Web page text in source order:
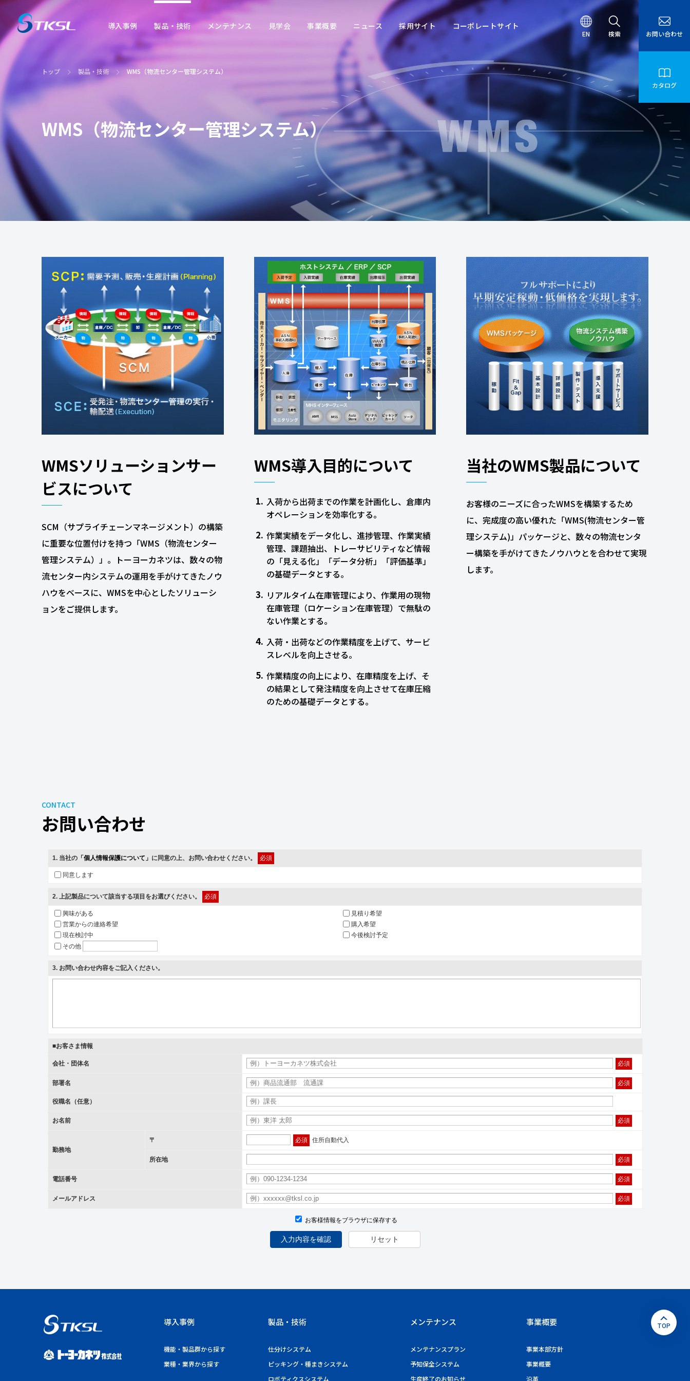
導入事例
機能・製品群から探す 業種・業界から探す
製品・ 技術
ピッキング・種まきシステム ロボティクスシステム
搬送システム 保管システム AGV・AMR
空港システム WMS（物流センター管理システム）
メンテナンス
予知保全システム 生産終了のお知らせ
見学会
定例見学会のお申し込み 交通アクセス
よくある質問
事業概要
事業概要
ニュース 採用サイト コーポレートサイト
EN 検索 お問い合わせ
カタログ
トップ 製品・技術 WMS（物流センター管理システム）
WMS（物流センター管理システム）
WMSソリューションサー
ビスについて
SCM（サプライチェーンマネージメント）の構築
に重要な位置付けを持つ「WMS（物流センター
管理システム）」。トーヨーカネツは、数々の物
流センター内システムの運用を手がけてきたノウ
ハウをベースに、WMSを中心としたソリューシ
ョンをご提供します。
WMS導入目的について
入荷から出荷までの作業を計画化し、倉庫内
オペレーションを効率化する。
作業実績をデータ化し、進捗管理、作業実績
管理、課題抽出、トレーサビリティなど情報
の「見える化」「データ分析」「評価基準」
の基礎データとする。
リアルタイム在庫管理により、作業用の現物
在庫管理（ロケーション在庫管理）で無駄の
ない作業とする。
入荷・出荷などの作業精度を上げて、サービ
スレベルを向上させる。
作業精度の向上により、在庫精度を上げ、そ
の結果として発注精度を向上させて在庫圧縮
のための基礎データとする。
当社のWMS製品について
お客様のニーズに合ったWMSを構築するため
に、完成度の高い優れた「WMS(物流センター管
理システム)」パッケージと、数々の物流センタ
ー構築を手がけてきたノウハウとを合わせて実現
します。
CONTACT
お問い合わせ
1. 当社の 「個人情報保護について」 に同意の上、お問い合わせください。 必須
同意します
2. 上記製品について該当する項目をお選びください。 必須
興味がある
見積り希望
営業からの連絡希望
購入希望
現在検討中
今後検討予定
その他
3. お問い合わせ内容をご記入ください。
■お客さま情報
会社・団体名 必須
部署名 必須
役職名（任意）
お名前 必須
勤務地
〒 必須 住所自動代入
所在地 必須
電話番号 必須
メールアドレス 必須
お客様情報をブラウザに保存する
入力内容を確認 リセット
導入事例
機能・製品群から探す
業種・業界から探す
製品・技術
仕分けシステム
ピッキング・種まきシステム
ロボティクスシステム
メンテナンス
メンテナンスプラン
予知保全システム
生産終了のお知らせ
事業概要
事業本部方針
事業概要
沿革